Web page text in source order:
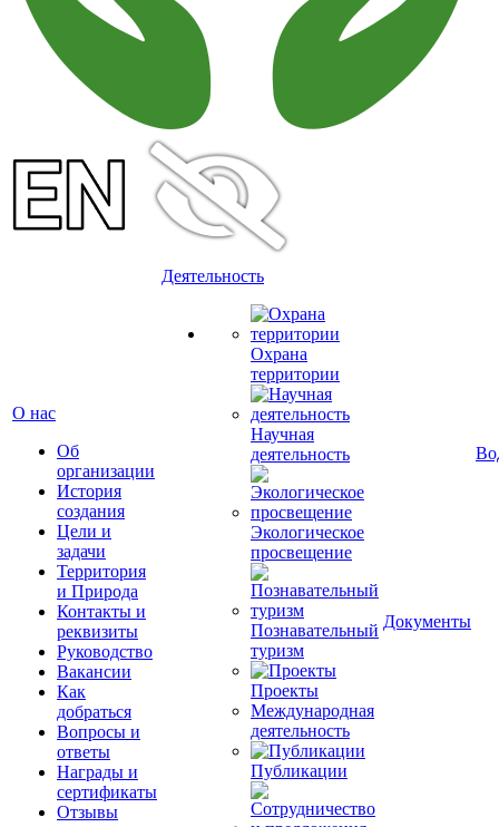
О нас
Об
организации
История
создания
Цели и
задачи
Территория
и Природа
Контакты и
реквизиты
Руководство
Вакансии
Как
добраться
Вопросы и
ответы
Награды и
сертификаты
Отзывы
Деятельность
Охрана
территории
Научная
деятельность
Экологическое
просвещение
Познавательный
туризм
Проекты
Международная
деятельность
Публикации
Документы